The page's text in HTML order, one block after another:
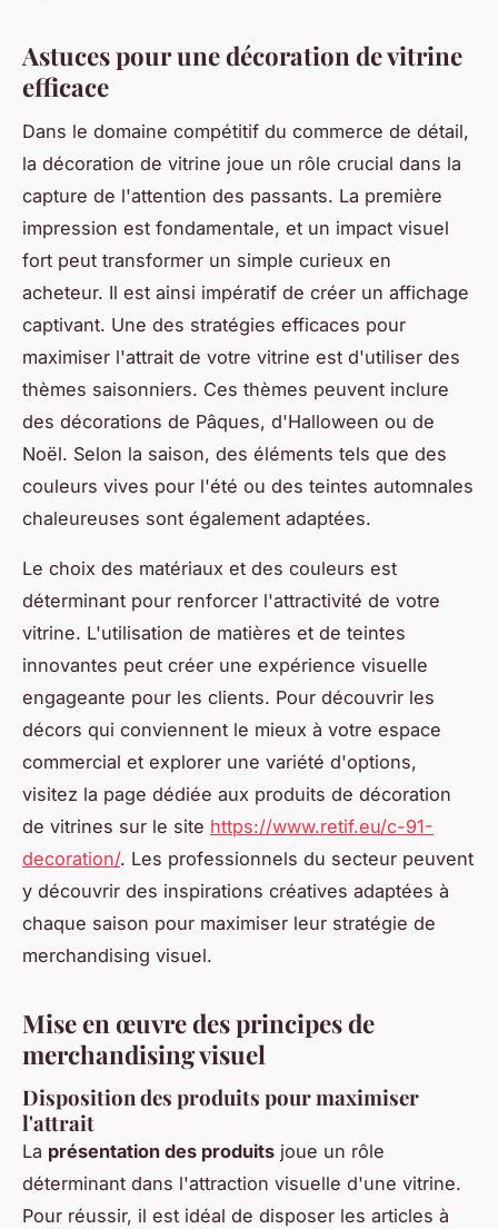
Astuces pour une décoration de vitrine
efficace
Dans le domaine compétitif du commerce de détail,
la décoration de vitrine joue un rôle crucial dans la
capture de l'attention des passants. La première
impression est fondamentale, et un impact visuel
fort peut transformer un simple curieux en
acheteur. Il est ainsi impératif de créer un affichage
captivant. Une des stratégies efficaces pour
maximiser l'attrait de votre vitrine est d'utiliser des
thèmes saisonniers. Ces thèmes peuvent inclure
des décorations de Pâques, d'Halloween ou de
Noël. Selon la saison, des éléments tels que des
couleurs vives pour l'été ou des teintes automnales
chaleureuses sont également adaptées.
Le choix des matériaux et des couleurs est
déterminant pour renforcer l'attractivité de votre
vitrine. L'utilisation de matières et de teintes
innovantes peut créer une expérience visuelle
engageante pour les clients. Pour découvrir les
décors qui conviennent le mieux à votre espace
commercial et explorer une variété d'options,
visitez la page dédiée aux produits de décoration
de vitrines sur le site https://www.retif.eu/c-91-
decoration/. Les professionnels du secteur peuvent
y découvrir des inspirations créatives adaptées à
chaque saison pour maximiser leur stratégie de
merchandising visuel.
Mise en œuvre des principes de
merchandising visuel
Disposition des produits pour maximiser
l'attrait
La présentation des produits joue un rôle
déterminant dans l'attraction visuelle d'une vitrine.
Pour réussir, il est idéal de disposer les articles à